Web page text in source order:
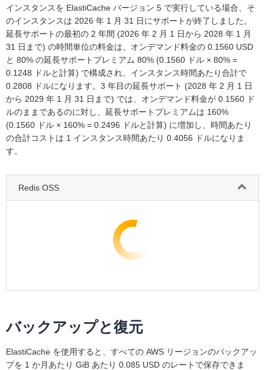
インスタンスを ElastiCache バージョン 5 で実行している場合、そ
のインスタンスは 2026 年 1 月 31 日にサポートが終了しました。
延長サポートの最初の 2 年間 (2026 年 2 月 1 日から 2028 年 1 月
31 日まで) の時間単位の料金は、オンデマンド料金の 0.1560 USD
と 80% の延長サポートプレミアム 80% (0.1560 ドル × 80% =
0.1248 ドルと計算) で構成され、インスタンス時間あたり合計で
0.2808 ドルになります。3 年目の延長サポート (2028 年 2 月 1 日
から 2029 年 1 月 31 日まで) では、オンデマンド料金が 0.1560 ド
ルのままであるのに対し、延長サポートプレミアムは 160%
(0.1560 ドル × 160% = 0.2496 ドルと計算) に増加し、時間あたり
の合計コストは 1 インスタンス時間あたり 0.4056 ドルになりま
す。
Redis OSS
バックアップと復元
ElastiCache を使用すると、すべての AWS リージョンのバックアッ
プを 1 か月あたり GiB あたり 0.085 USD のレートで保存できま